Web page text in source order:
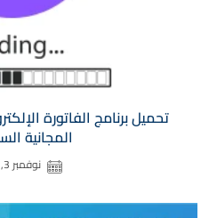
تحميل برنامج الفاتورة
المجانية
نوفمبر 3, 2024